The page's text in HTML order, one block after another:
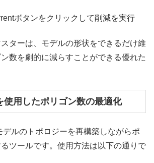
ボタンをクリックして削減を実行
ターは、モデルの形状をできるだけ維
数を劇的に減らすことができる優れた
用したポリゴン数の最適化
ルのトポロジーを再構築しながらポ
ツールです。使用方法は以下の通りで